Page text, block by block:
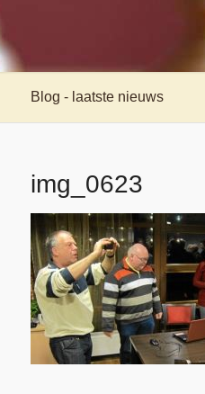
Blog - laatste nieuws
img_0623